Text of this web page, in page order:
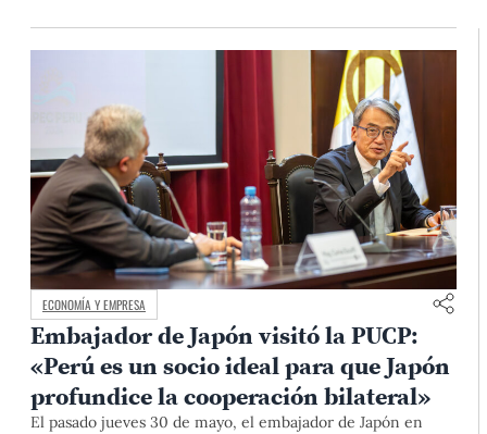
ECONOMÍA Y EMPRESA
Embajador de Japón visitó la PUCP:
«Perú es un socio ideal para que Japón
profundice la cooperación bilateral»
El pasado jueves 30 de mayo, el embajador de Japón en